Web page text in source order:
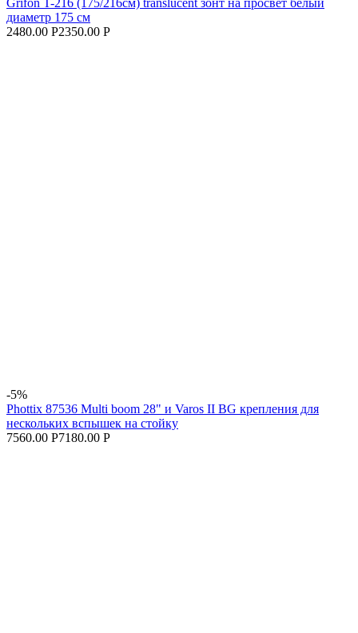
Grifon T-216 (175/216см) translucent зонт на просвет белый
диаметр 175 см
2480.00 Р2350.00 Р
-5%
Phottix 87536 Multi boom 28" и Varos II BG крепления для
нескольких вспышек на стойку
7560.00 Р7180.00 Р